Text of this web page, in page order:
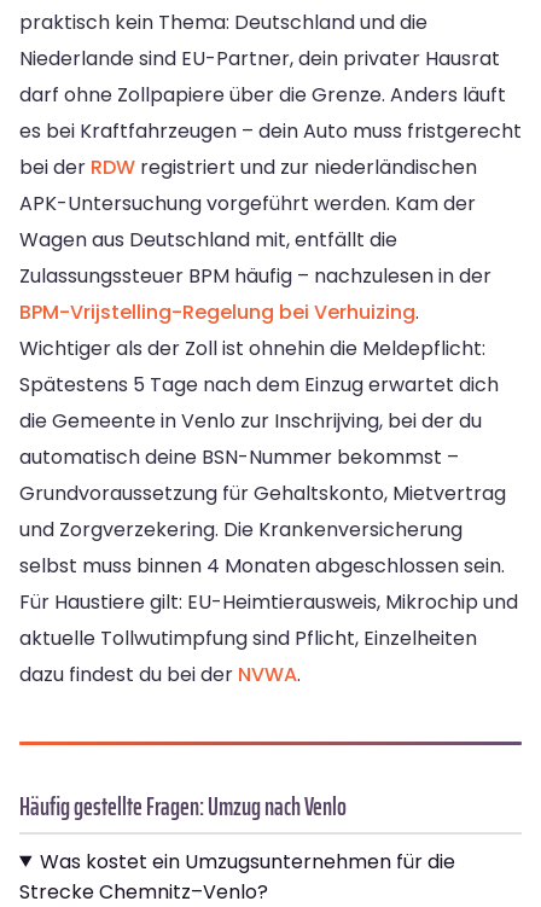
praktisch kein Thema: Deutschland und die
Niederlande sind EU-Partner, dein privater Hausrat
darf ohne Zollpapiere über die Grenze. Anders läuft
es bei Kraftfahrzeugen – dein Auto muss fristgerecht
bei der RDW registriert und zur niederländischen
APK-Untersuchung vorgeführt werden. Kam der
Wagen aus Deutschland mit, entfällt die
Zulassungssteuer BPM häufig – nachzulesen in der
BPM-Vrijstelling-Regelung bei Verhuizing.
Wichtiger als der Zoll ist ohnehin die Meldepflicht:
Spätestens 5 Tage nach dem Einzug erwartet dich
die Gemeente in Venlo zur Inschrijving, bei der du
automatisch deine BSN-Nummer bekommst –
Grundvoraussetzung für Gehaltskonto, Mietvertrag
und Zorgverzekering. Die Krankenversicherung
selbst muss binnen 4 Monaten abgeschlossen sein.
Für Haustiere gilt: EU-Heimtierausweis, Mikrochip und
aktuelle Tollwutimpfung sind Pflicht, Einzelheiten
dazu findest du bei der NVWA.
Häufig gestellte Fragen: Umzug nach Venlo
Was kostet ein Umzugsunternehmen für die
Strecke Chemnitz–Venlo?